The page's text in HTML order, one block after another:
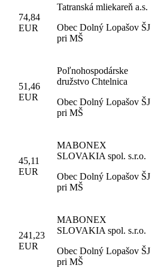
74,84
EUR
Tatranská mliekareň a.s.
Obec Dolný Lopašov ŠJ
pri MŠ
51,46
EUR
Poľnohospodárske
družstvo Chtelnica
Obec Dolný Lopašov ŠJ
pri MŠ
45,11
EUR
MABONEX
SLOVAKIA spol. s.r.o.
Obec Dolný Lopašov ŠJ
pri MŠ
241,23
EUR
MABONEX
SLOVAKIA spol. s.r.o.
Obec Dolný Lopašov ŠJ
pri MŠ